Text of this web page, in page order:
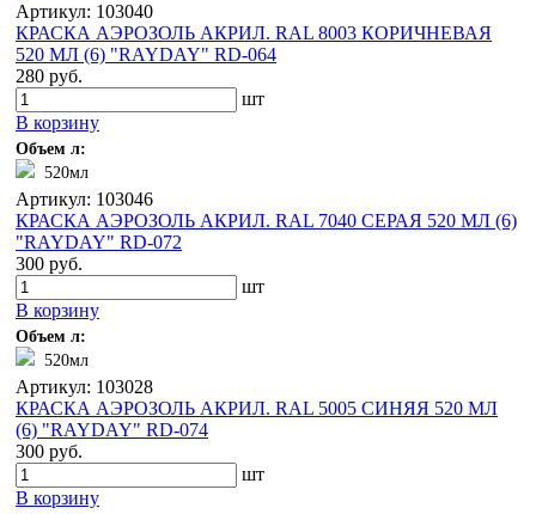
Артикул: 103040
КРАСКА АЭРОЗОЛЬ АКРИЛ. RAL 8003 КОРИЧНЕВАЯ
520 МЛ (6) "RAYDAY" RD-064
280 руб.
шт
В корзину
Объем л:
520мл
Артикул: 103046
КРАСКА АЭРОЗОЛЬ АКРИЛ. RAL 7040 СЕРАЯ 520 МЛ (6)
"RAYDAY" RD-072
300 руб.
шт
В корзину
Объем л:
520мл
Артикул: 103028
КРАСКА АЭРОЗОЛЬ АКРИЛ. RAL 5005 СИНЯЯ 520 МЛ
(6) "RAYDAY" RD-074
300 руб.
шт
В корзину